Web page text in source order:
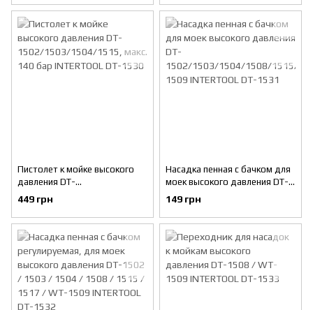
DT-1544
Пистолет к мойке высокого
давления DT-
1502/1503/1504/1515, макс.
140 бар INTERTOOL DT-1530
449 грн
Насадка пенная с бачком для
моек высокого давления DT-
1502/1503/1504/1508/1515/
1517/WT-1509 INTERTOOL
DT-1531
149 грн